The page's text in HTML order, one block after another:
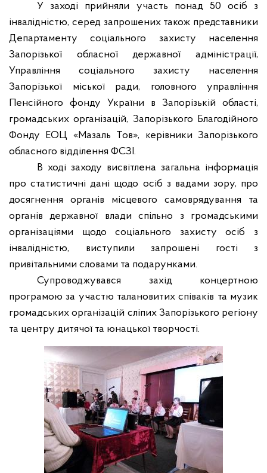
У заході прийняли участь понад 50 осіб з
інвалідністю, серед запрошених також представники
Департаменту соціального захисту населення
Запорізької обласної державної адміністрації,
Управління соціального захисту населення
Запорізької міської ради, головного управління
Пенсійного фонду України в Запорізькій області,
громадських організацій, Запорізького Благодійного
Фонду ЕОЦ «Мазаль Тов», керівники Запорізького
обласного відділення ФСЗІ.
В ході заходу висвітлена загальна інформація
про статистичні дані щодо осіб з вадами зору, про
досягнення органів місцевого самоврядування та
органів державної влади спільно з громадськими
організаціями щодо соціального захисту осіб з
інвалідністю, виступили запрошені гості з
привітальними словами та подарунками.
Супроводжувався захід концертною
програмою за участю талановитих співаків та музик
громадських організацій сліпих Запорізького регіону
та центру дитячої та юнацької творчості.